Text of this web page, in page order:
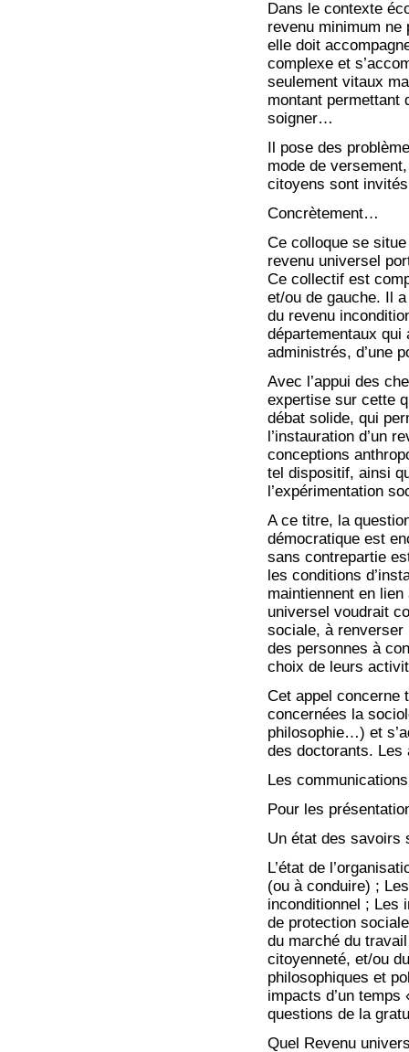
Dans le contexte
revenu minimum ne
elle doit
complexe et
seulement vitaux
montant permettant
soigner…
Il pose des
mode de
citoyens sont
Concrètement…
Ce colloque se situe
revenu universel
Ce collectif est
et/ou de gauche. Il
du revenu
départementaux qui
administrés, d’une
Avec l’appui des
expertise sur cette
débat solide, qui
l’instauration d’un
conceptions
tel dispositif, ainsi
l’expérimentation
A ce titre, la
démocratique est
sans contrepartie
les conditions
maintiennent en
universel voudrait
sociale, à renverser
des personnes à
choix de leurs
Cet appel concerne
concernées la
philosophie…) et
des doctorants. Les
Les
Pour les
Un état des savoirs
L’état de
(ou à conduire) ;
inconditionnel ; Les
de protection
du marché du
citoyenneté, et/ou
philosophiques et
impacts d’un
questions de la
Quel Revenu